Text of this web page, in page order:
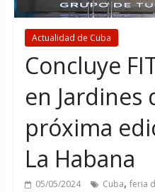
Actualidad de Cuba
Concluye
en Jardines
próxima
La Habana
05/05/2024 Cuba, feria